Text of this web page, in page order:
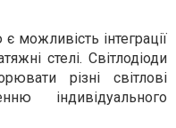
інтеграції
стелі. Світлодіоди
різні світлові
індивідуального